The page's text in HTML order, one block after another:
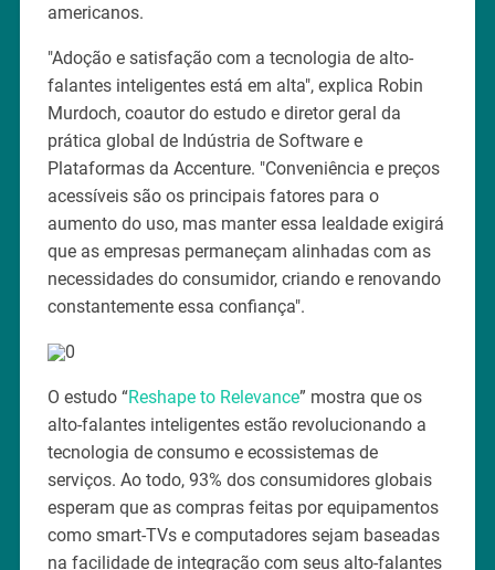
americanos.
"Adoção e satisfação com a tecnologia de alto-
falantes inteligentes está em alta", explica Robin
Murdoch, coautor do estudo e diretor geral da
prática global de Indústria de Software e
Plataformas da Accenture. "Conveniência e preços
acessíveis são os principais fatores para o
aumento do uso, mas manter essa lealdade exigirá
que as empresas permaneçam alinhadas com as
necessidades do consumidor, criando e renovando
constantemente essa confiança".
O estudo “Reshape to Relevance” mostra que os
alto-falantes inteligentes estão revolucionando a
tecnologia de consumo e ecossistemas de
serviços. Ao todo, 93% dos consumidores globais
esperam que as compras feitas por equipamentos
como smart-TVs e computadores sejam baseadas
na facilidade de integração com seus alto-falantes